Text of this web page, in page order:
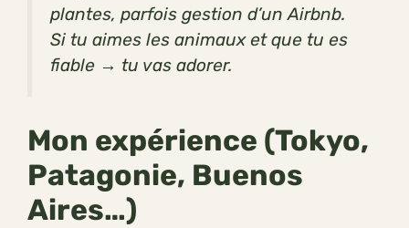
plantes, parfois gestion d’un Airbnb.
Si tu aimes les animaux et que tu es
fiable → tu vas adorer.
Mon expérience (Tokyo,
Patagonie, Buenos
Aires…)